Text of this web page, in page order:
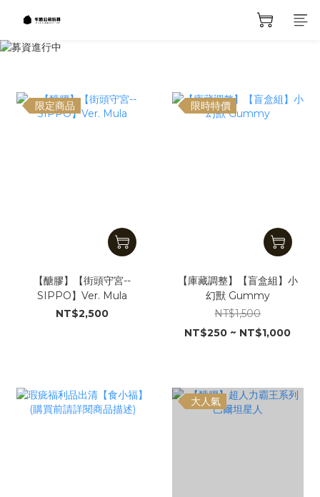
prev next
限定商品
【醣膠】【街頭守宮--
SIPPO】Ver. Mula
NT$2,500
限時特價
【庫藏調整】【盲盒組】小
幻獸 Gummy
NT$1,500
NT$250 ~ NT$1,000
大人氣